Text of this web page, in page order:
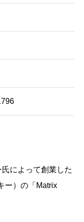
によって創業した
ー）の「Matrix